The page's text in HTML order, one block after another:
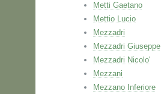
Metti Gaetano
Mettio Lucio
Mezzadri
Mezzadri Giuseppe
Mezzadri Nicolo'
Mezzani
Mezzano Inferiore